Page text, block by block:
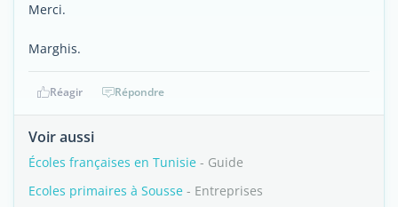
Merci.
Marghis.
Réagir Répondre
Voir aussi
Écoles françaises en Tunisie - Guide
Ecoles primaires à Sousse - Entreprises